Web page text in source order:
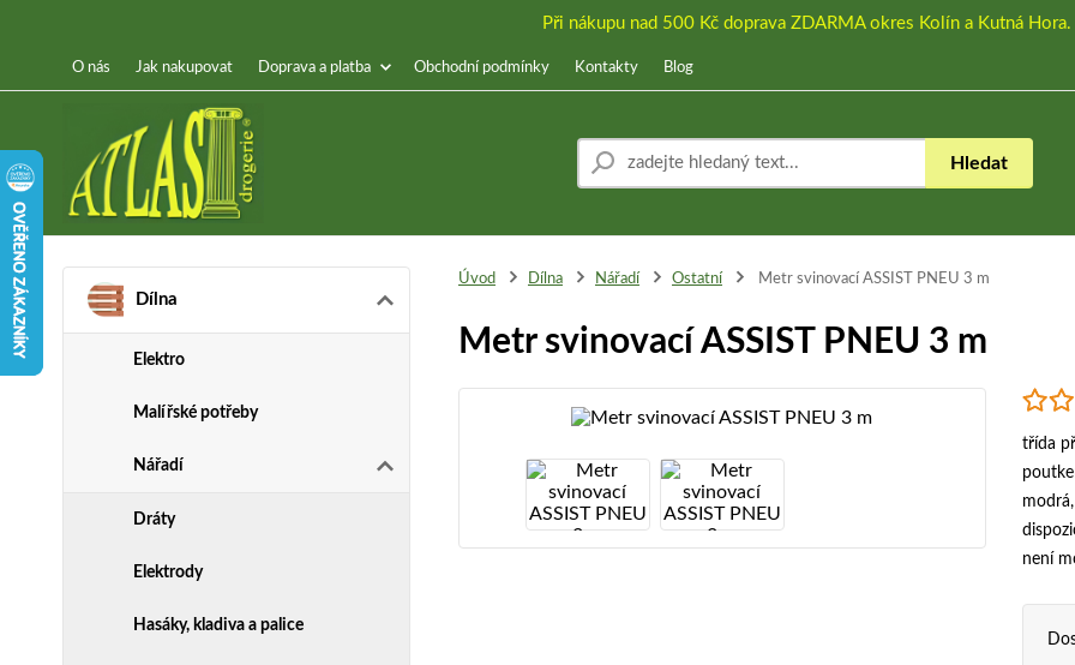
Při nákupu nad 500 Kč doprava ZDARMA okres Kolín a Kutná Hora.
O nás Jak nakupovat Doprava a platba Obchodní podmínky Kontakty Blog
Hledat
Dílna
Elektro
Malířské potřeby
Nářadí
Dráty
Elektrody
Hasáky, kladiva a palice
Úvod Dílna Nářadí Ostatní Metr svinovací ASSIST PNEU 3 m
Metr svinovací ASSIST PNEU 3 m
třída
není